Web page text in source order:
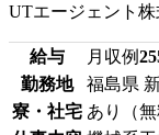
UTエージェント株
給与 月収例
勤務地
福島県
寮・社宅 あり（無